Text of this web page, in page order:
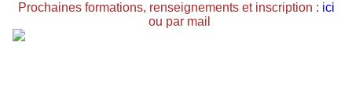
Prochaines formations, renseignements et inscription : ici
ou par mail